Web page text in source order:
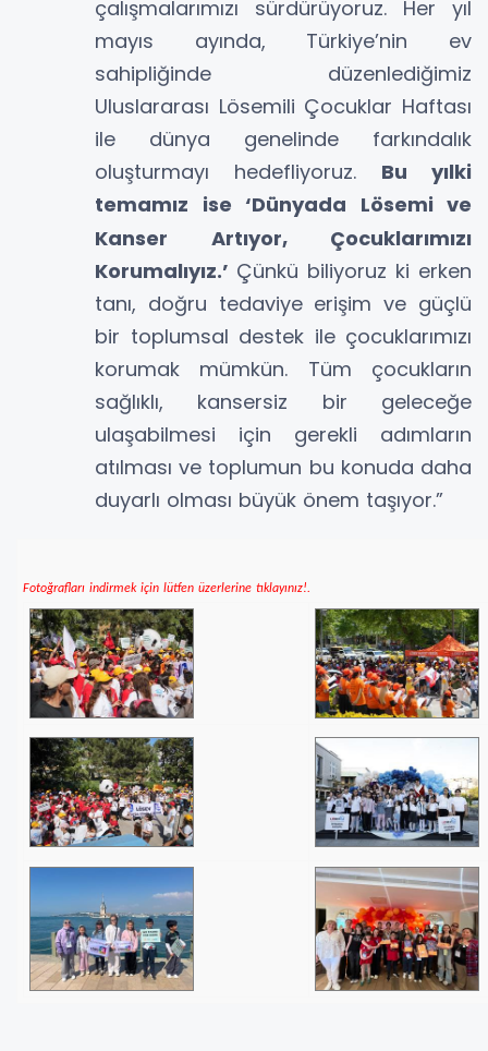
çalışmalarımızı sürdürüyoruz. Her yıl
mayıs ayında, Türkiye’nin ev
sahipliğinde düzenlediğimiz
Uluslararası Lösemili Çocuklar Haftası
ile dünya genelinde farkındalık
oluşturmayı hedefliyoruz. Bu yılki
temamız ise ‘Dünyada Lösemi ve
Kanser Artıyor, Çocuklarımızı
Korumalıyız.’ Çünkü biliyoruz ki erken
tanı, doğru tedaviye erişim ve güçlü
bir toplumsal destek ile çocuklarımızı
korumak mümkün. Tüm çocukların
sağlıklı, kansersiz bir geleceğe
ulaşabilmesi için gerekli adımların
atılması ve toplumun bu konuda daha
duyarlı olması büyük önem taşıyor.”
Fotoğrafları indirmek için lütfen üzerlerine tıklayınız!.